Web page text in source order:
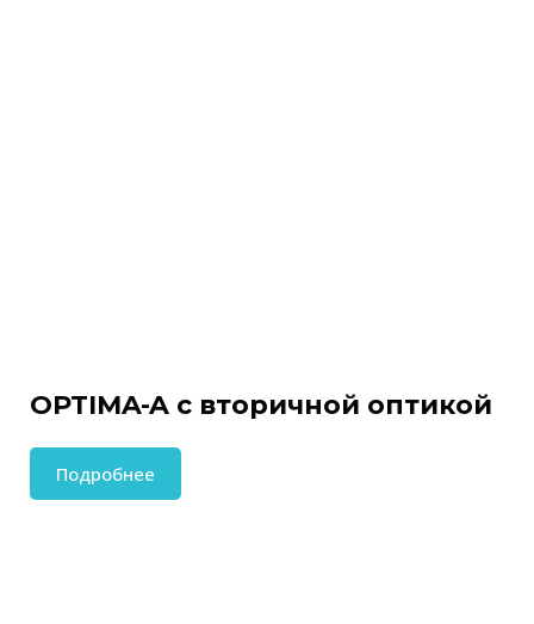
OPTIMA-A с вторичной оптикой
Подробнее